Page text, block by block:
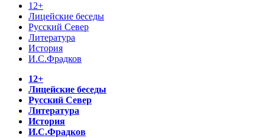
12+
Лицейские беседы
Русский Север
Литература
История
И.С.Фрадков
12+
Лицейские беседы
Русский Север
Литература
История
И.С.Фрадков